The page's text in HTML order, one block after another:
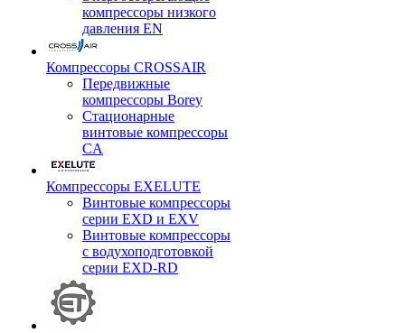
компрессоры низкого
давления EN
Компрессоры CROSSAIR
Передвижные
компрессоры Borey
Стационарные
винтовые компрессоры
CA
Компрессоры EXELUTE
Винтовые компрессоры
серии EXD и EXV
Винтовые компрессоры
с водухоподготовкой
серии EXD-RD